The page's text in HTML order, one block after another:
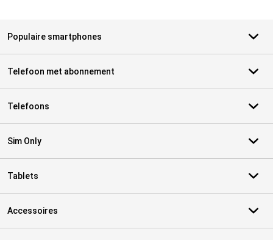
Populaire smartphones
Telefoon met abonnement
Telefoons
Sim Only
Tablets
Accessoires